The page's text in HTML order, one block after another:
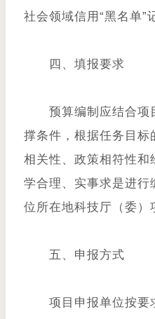
社会领域信用“黑名单”
四、填报要求
预算编制应结合项
撑条件，根据任务目标
相关性、政策相符性和
学合理、实事求是进行
位所在地科技厅（委）
五、申报方式
项目申报单位按要